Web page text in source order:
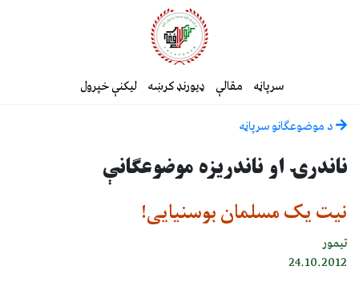
سرپاڼه مقالې ډیورنډ کرښه لیکنې خپرول
د موضوعګانو سرپاڼه
ناندرۍ او ناندریزه موضوعګانې
نیت یک مسلمان بوسنیایی!
تيمور
24.10.2012